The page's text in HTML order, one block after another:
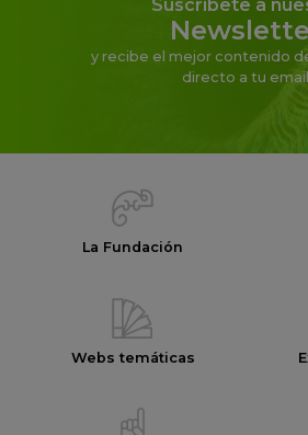
Suscríbete a
y recibe el mejor contenido
directo a tu email
La Fundación
Webs temáticas